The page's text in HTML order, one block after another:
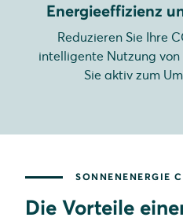
Energieeffizienz
Reduzieren Sie Ihre
intelligente Nutzung
Sie aktiv zum
SONNENENERGIE
Die Vorteile